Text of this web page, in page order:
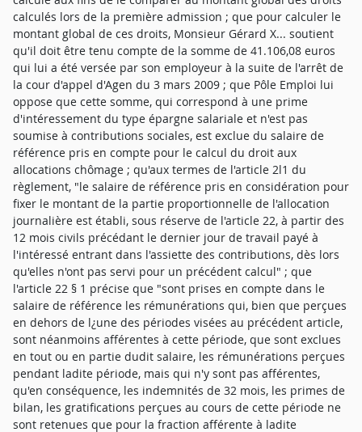
calculés lors de la première admission ; que pour calculer le
montant global de ces droits, Monsieur Gérard X... soutient
qu'il doit être tenu compte de la somme de 41.106,08 euros
qui lui a été versée par son employeur à la suite de l'arrêt de
la cour d'appel d'Agen du 3 mars 2009 ; que Pôle Emploi lui
oppose que cette somme, qui correspond à une prime
d'intéressement du type épargne salariale et n'est pas
soumise à contributions sociales, est exclue du salaire de
référence pris en compte pour le calcul du droit aux
allocations chômage ; qu'aux termes de l'article 2l1 du
règlement, "le salaire de référence pris en considération pour
fixer le montant de la partie proportionnelle de l'allocation
journalière est établi, sous réserve de l'article 22, à partir des
12 mois civils précédant le dernier jour de travail payé à
l'intéressé entrant dans l'assiette des contributions, dès lors
qu'elles n'ont pas servi pour un précédent calcul" ; que
l'article 22 § 1 précise que "sont prises en compte dans le
salaire de référence les rémunérations qui, bien que perçues
en dehors de l¿une des périodes visées au précédent article,
sont néanmoins afférentes à cette période, que sont exclues
en tout ou en partie dudit salaire, les rémunérations perçues
pendant ladite période, mais qui n'y sont pas afférentes,
qu'en conséquence, les indemnités de 32 mois, les primes de
bilan, les gratifications perçues au cours de cette période ne
sont retenues que pour la fraction afférente à ladite